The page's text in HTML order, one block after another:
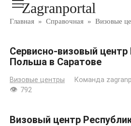
ПерейтиZagranportal
Главная » Справочная » Визовые
Сервисно-визовый центр
Польша в Саратове
Визовые центры Команда
792
Визовый центр